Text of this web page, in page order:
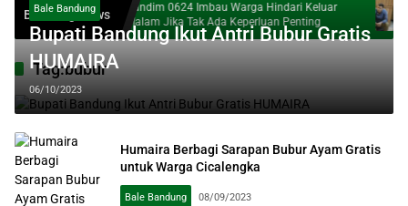
Breaking NewsDandim 0624 Imbau Warga Hindari Keluar
Malam Jika Tak Ada Keperluan Penting
Tag:bubur
Bale Bandung
Bupati Bandung Ikut Antri Bubur Gratis
HUMAIRA
06/10/2023
Humaira Berbagi Sarapan Bubur Ayam Gratis
untuk Warga Cicalengka
Bale Bandung 08/09/2023